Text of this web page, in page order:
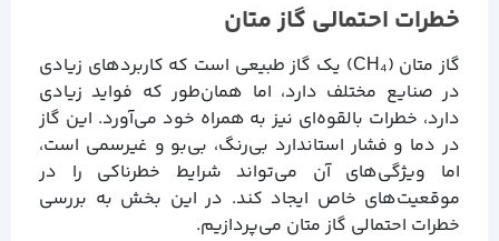
خطرات احتمالی گاز متان
گاز متان (CH₄) یک گاز طبیعی است که کاربردهای زیادی
در صنایع مختلف دارد، اما همان‌طور که فواید زیادی
دارد، خطرات بالقوه‌ای نیز به همراه خود می‌آورد. این گاز
در دما و فشار استاندارد بی‌رنگ، بی‌بو و غیرسمی است،
اما ویژگی‌های آن می‌تواند شرایط خطرناکی را در
موقعیت‌های خاص ایجاد کند. در این بخش به بررسی
خطرات احتمالی گاز متان می‌پردازیم.